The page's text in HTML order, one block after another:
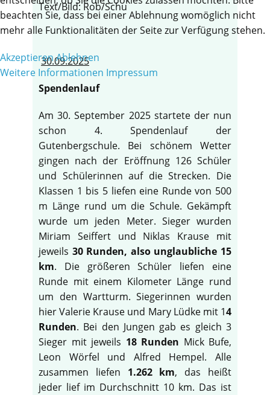
Text/Bild: Rob/Schu
30.09.2025
Spendenlauf
Am 30. September 2025 startete der nun
schon 4. Spendenlauf der
Gutenbergschule. Bei schönem Wetter
gingen nach der Eröffnung 126 Schüler
und Schülerinnen auf die Strecken. Die
Klassen 1 bis 5 liefen eine Runde von 500
m Länge rund um die Schule. Gekämpft
wurde um jeden Meter. Sieger wurden
Miriam Seiffert und Niklas Krause mit
jeweils 30 Runden, also unglaubliche 15
km. Die größeren Schüler liefen eine
Runde mit einem Kilometer Länge rund
um den Wartturm. Siegerinnen wurden
hier Valerie Krause und Mary Lüdke mit 14
Runden. Bei den Jungen gab es gleich 3
Sieger mit jeweils 18 Runden Mick Bufe,
Leon Wörfel und Alfred Hempel. Alle
zusammen liefen 1.262 km, das heißt
jeder lief im Durchschnitt 10 km. Das ist
beachten Sie, dass bei einer Ablehnung womöglich nicht
mehr alle Funktionalitäten der Seite zur Verfügung stehen.
Akzeptieren Ablehnen
Weitere Informationen Impressum